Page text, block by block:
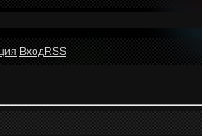
ВходRSS